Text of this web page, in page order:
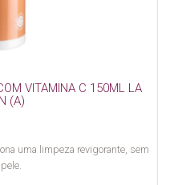
VITAMINA C 150ML LA
(A)
uma limpeza revigorante, sem